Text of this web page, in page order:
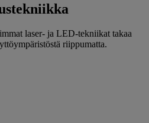
laser- ja LED-tekniikat takaa
riippumatta.